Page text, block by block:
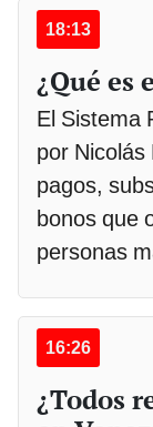
18:13
¿Qué es
El Sistema
por
pagos,
bonos que
personas
16:26
¿Todos